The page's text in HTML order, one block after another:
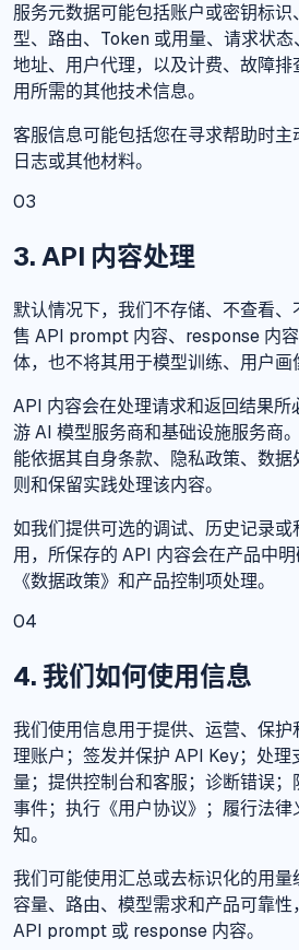
服务元数据可能包括账户或密钥标
型、路由、Token 或用量、请求状
地址、用户代理，以及计费、故障
用所需的其他技术信息。
客服信息可能包括您在寻求帮助时主
日志或其他材料。
03
3. API 内容处理
默认情况下，我们不存储、不查看
售 API prompt 内容、response 内
体，也不将其用于模型训练、用户画
API 内容会在处理请求和返回结果所
游 AI 模型服务商和基础设施服务商
能依据其自身条款、隐私政策、数
则和保留实践处理该内容。
如我们提供可选的调试、历史记录
用，所保存的 API 内容会在产品中明
《数据政策》和产品控制项处理。
04
4. 我们如何使用信息
我们使用信息用于提供、运营、保
理账户；签发并保护 API Key；处理
量；提供控制台和客服；诊断错误
事件；执行《用户协议》；履行法
知。
我们可能使用汇总或去标识化的用量
容量、路由、模型需求和产品可靠
API prompt 或 response 内容。